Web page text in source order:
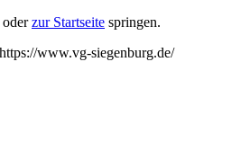
oderzur Startseite springen.
www.vg-siegenburg.de/